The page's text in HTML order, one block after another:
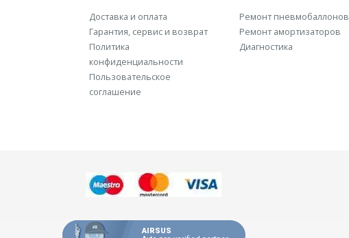
Доставка и оплата
Гарантия, сервис и возврат
Политика
конфиденциальности
Пользовательское
соглашение
Ремонт пневмобаллонов
Ремонт амортизаторов
Диагностика
AIRSUS